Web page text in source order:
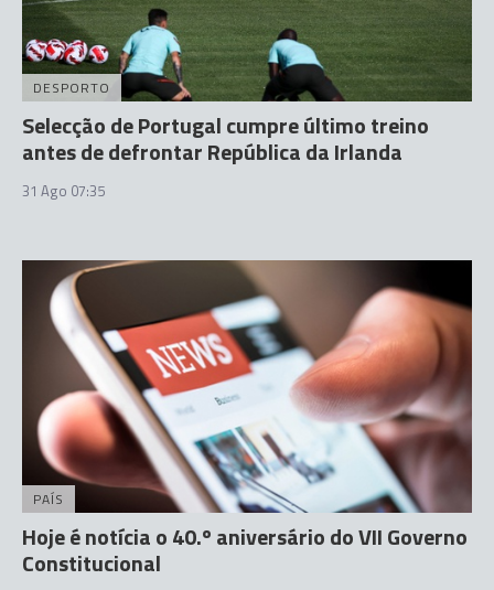
DESPORTO
Selecção de Portugal cumpre último treino
antes de defrontar República da Irlanda
31 Ago 07:35
PAÍS
Hoje é notícia o 40.º aniversário do VII Governo
Constitucional